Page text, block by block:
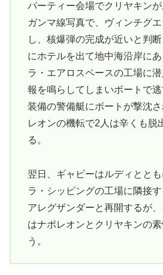
パーティー会場でクリヤキン
ガンマ線写真で、ヴィンチグ
し、核爆弾の完成が近いと判
にホテルを出て地中海沿岸に
ラ・エアロスペースの工場に
報を鳴らしてしまいボートで
装備の警備艇にボートが撃沈
レオンの機転で2人は辛くも脱
る。
翌日、ギャビーはルディとと
ラ・シッピングの工場に隣接す
アレグザンダーと再開するが
はナポレオンとクリヤキンの
う。